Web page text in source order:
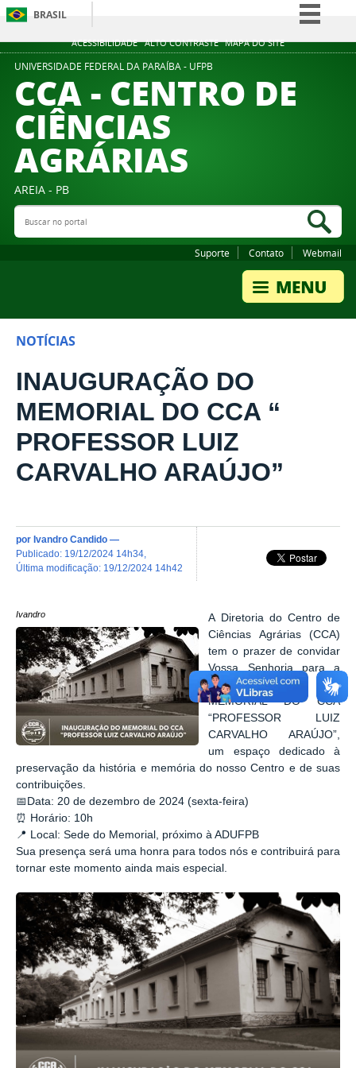
ACESSIBILIDADE ALTO CONTRASTE MAPA DO SITE
BRASIL
Simplifique!
Participe
UNIVERSIDADE FEDERAL DA PARAÍBA - UFPB
CCA - CENTRO DE
CIÊNCIAS
AGRÁRIAS
AREIA - PB
Buscar no portal
Suporte Contato Webmail
NOTÍCIAS
INAUGURAÇÃO DO
MEMORIAL DO CCA “
PROFESSOR LUIZ
CARVALHO ARAÚJO”
por Ivandro Candido —
publicado: 19/12/2024 14h34
última modificação: 19/12/2024 14h42
Ivandro
A Diretoria do Centro de
Ciências Agrárias (CCA)
tem o prazer de convidar
Vossa Senhoria para a
inauguração do
MEMORIAL DO CCA
“PROFESSOR LUIZ
CARVALHO ARAÚJO”,
um espaço dedicado à
preservação da história e memória do nosso Centro e de suas
contribuições.
📅Data: 20 de dezembro de 2024 (sexta-feira)
⏰ Horário: 10h
📍 Local: Sede do Memorial, próximo à ADUFPB
Sua presença será uma honra para todos nós e contribuirá para
tornar este momento ainda mais especial.